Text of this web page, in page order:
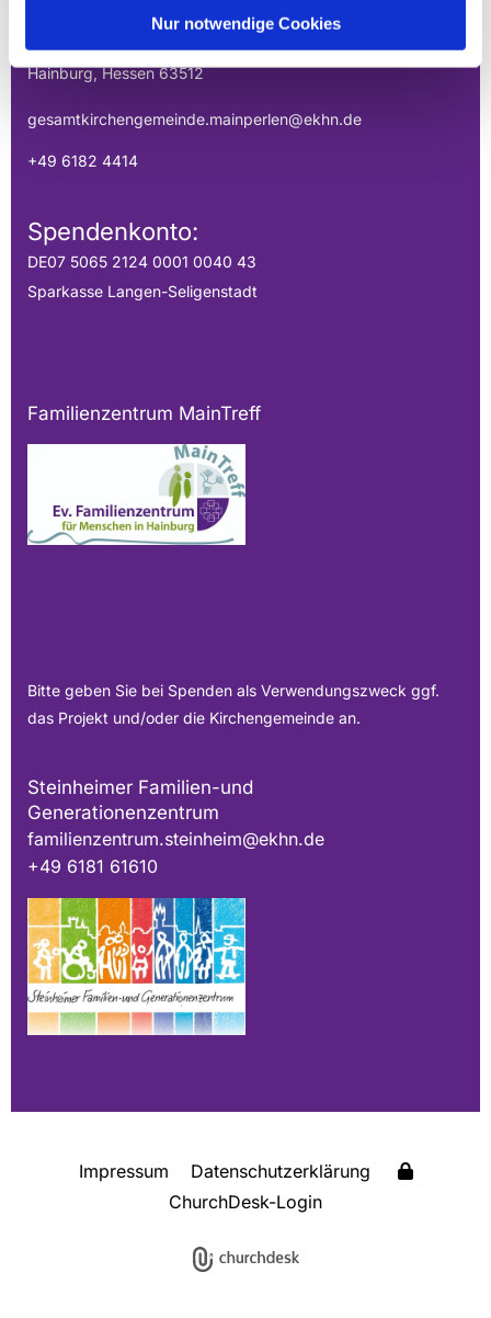
Nur notwendige Cookies
Hainburg, Hessen 63512
gesamtkirchengemeinde.mainperlen@ekhn.de
+49 6182 4414
Spendenkonto:
DE07 5065 2124 0001 0040 43
Sparkasse Langen-Seligenstadt
Familienzentrum MainTreff
Bitte geben Sie bei Spenden als Verwendungszweck ggf.
das Projekt und/oder die Kirchengemeinde an.
Steinheimer Familien-und
Generationenzentrum
familienzentrum.steinheim@ekhn.de
+49 6181 61610
Impressum
Datenschutzerklärung
ChurchDesk-Login